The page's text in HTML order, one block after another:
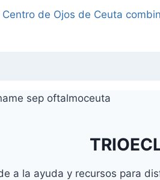
Centro de Ojos de Ceuta
a la ayuda y recursos para